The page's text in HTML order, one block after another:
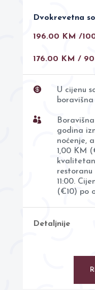
Dvokrevetna
196.00 KM /
176.00 KM /

U cijenu

godina
noćenje,
1,00 KM
restoranu
11:00.
(€10) po
Detaljnije